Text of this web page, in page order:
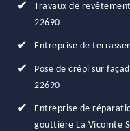
Travaux de
22690
Entreprise de
Pose de crépi sur
22690
Entreprise de
gouttière La Vicomte